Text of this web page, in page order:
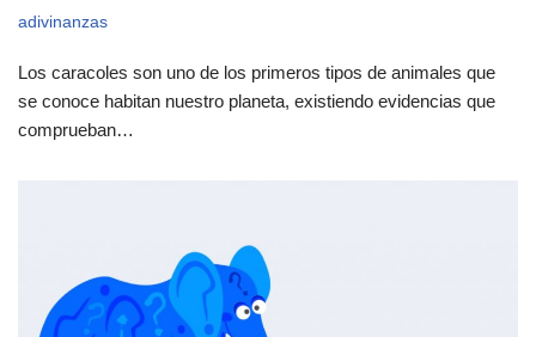
adivinanzas
Los caracoles son uno de los primeros tipos de animales que
se conoce habitan nuestro planeta, existiendo evidencias que
comprueban…